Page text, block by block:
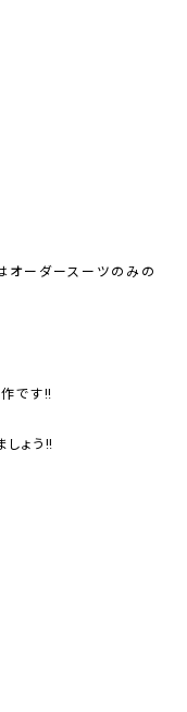
ーダースーツのみの
です‼︎
ょう‼︎